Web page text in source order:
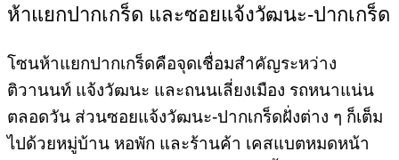
ห้าแยกปากเกร็ด และซอยแจ้งวัฒนะ-ปากเกร็ด
โซนห้าแยกปากเกร็ดคือจุดเชื่อมสำคัญระหว่าง
ติวานนท์ แจ้งวัฒนะ และถนนเลี่ยงเมือง รถหนาแน่น
ตลอดวัน ส่วนซอยแจ้งวัฒนะ-ปากเกร็ดฝั่งต่าง ๆ ก็เต็ม
ไปด้วยหมู่บ้าน หอพัก และร้านค้า เคสแบตหมดหน้า